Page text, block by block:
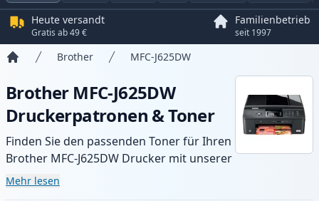
Heute versandt
Gratis ab 49 €
Familienbetrieb
seit 1997
Brother MFC-J625DW
Brother MFC-J625DW
Druckerpatronen & Toner
Finden Sie den passenden Toner für Ihren
Brother MFC-J625DW Drucker mit unserer
Auswahl an kompatiblen und XL-Patronen.
Mehr lesen